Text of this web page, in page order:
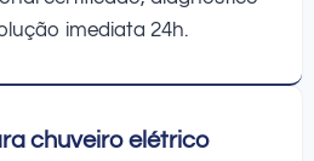
imediata 24h.
chuveiro elétrico